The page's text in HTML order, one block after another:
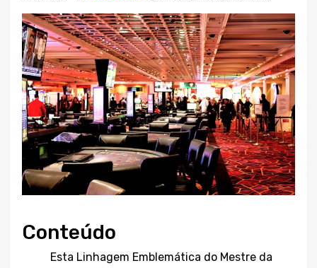
Conteúdo
Esta Linhagem Emblemática do Mestre da